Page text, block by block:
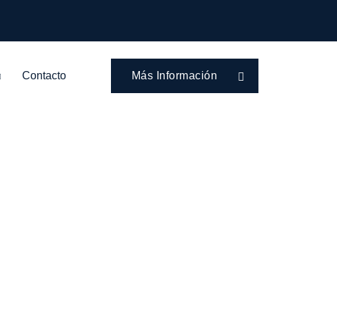
Contacto Más Información